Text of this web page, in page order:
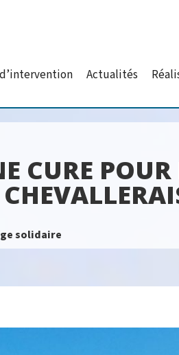
Actualités
CURE
solidaire